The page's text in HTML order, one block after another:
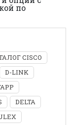
по
CISCO
D-LINK
DELTA